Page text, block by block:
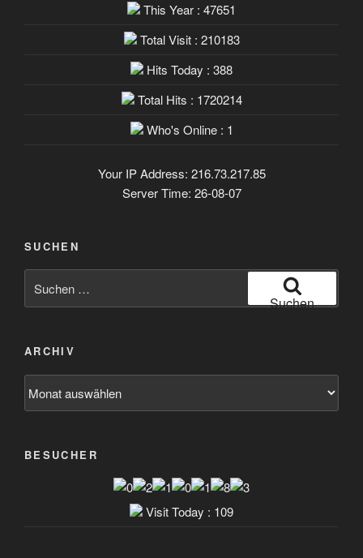
This Year : 47651
Total Visit : 210183
Hits Today : 388
Total Hits : 1720214
Who's Online : 1
Your IP Address: 216.73.217.85
Server Time: 26-08-07
SUCHEN
nach:
Suchen
ARCHIV
BESUCHER
Visit Today : 109